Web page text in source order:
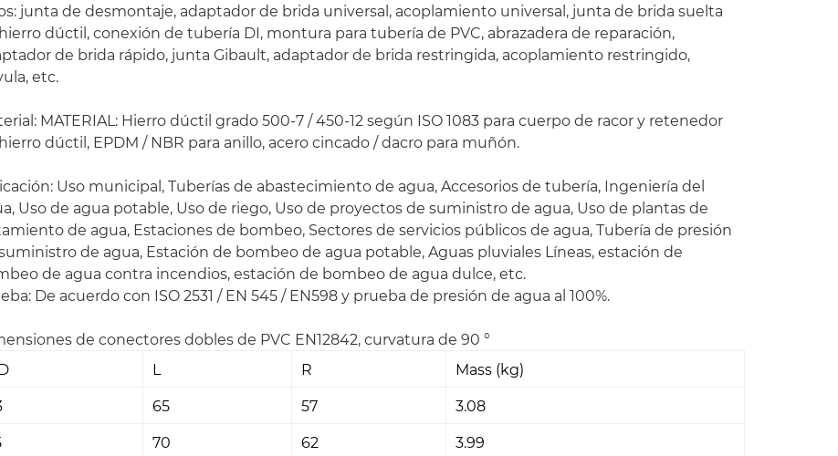
junta de desmontaje, adaptador de brida universal, acoplamiento universal, junta de brida suelta
dúctil, conexión de tubería DI, montura para tubería de PVC, abrazadera de reparación,
de brida rápido, junta Gibault, adaptador de brida restringida, acoplamiento restringido,
etc.
MATERIAL: Hierro dúctil grado 500-7 / 450-12 según ISO 1083 para cuerpo de racor y retenedor
dúctil, EPDM / NBR para anillo, acero cincado / dacro para muñón.
Uso municipal, Tuberías de abastecimiento de agua, Accesorios de tubería, Ingeniería del
Uso de agua potable, Uso de riego, Uso de proyectos de suministro de agua, Uso de plantas de
de agua, Estaciones de bombeo, Sectores de servicios públicos de agua, Tubería de presión
de agua, Estación de bombeo de agua potable, Aguas pluviales Líneas, estación de
de agua contra incendios, estación de bombeo de agua dulce, etc.
De acuerdo con ISO 2531 / EN 545 / EN598 y prueba de presión de agua al 100%.
de conectores dobles de PVC EN12842, curvatura de 90 °
L R
Mass (kg)
65 57
3.08
70 62
3.99